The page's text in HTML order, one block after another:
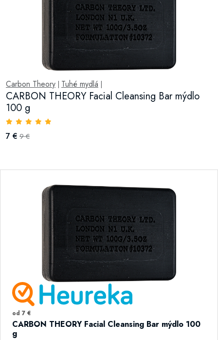
Carbon Theory Tuhé mydlá
CARBON THEORY Facial Cleansing Bar mýdlo
100 g
7 € 9 €
od 7 €
CARBON THEORY Facial Cleansing Bar mýdlo 100
g